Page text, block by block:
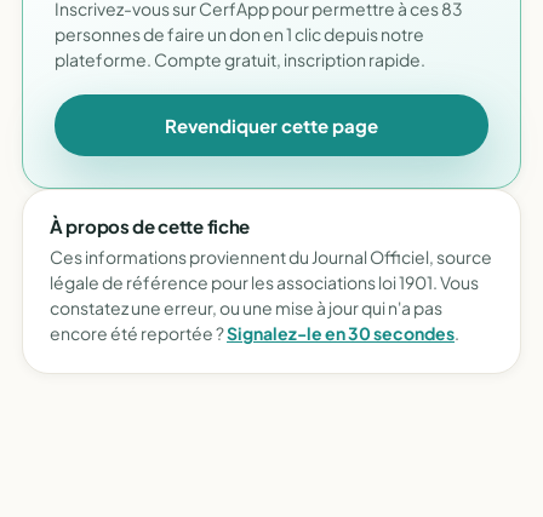
Inscrivez-vous sur CerfApp pour permettre à ces 83
personnes de faire un don en 1 clic depuis notre
plateforme. Compte gratuit, inscription rapide.
Revendiquer cette page
À propos de cette fiche
Ces informations proviennent du Journal Officiel, source
légale de référence pour les associations loi 1901. Vous
constatez une erreur, ou une mise à jour qui n'a pas
encore été reportée ?Signalez-le en 30 secondes.